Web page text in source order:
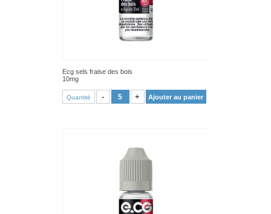
Ecg sels fraise des bois
10mg
Quantité - + Ajouter au panier